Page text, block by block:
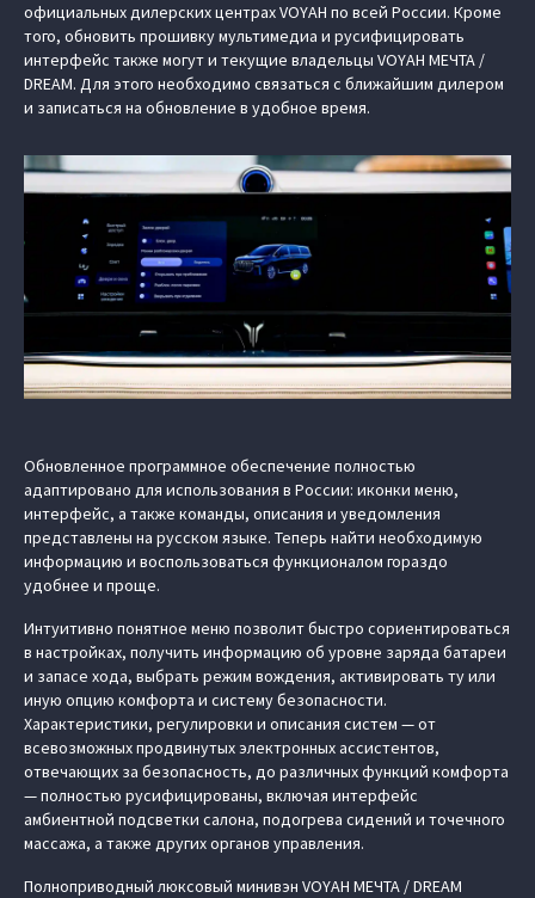
официальных дилерских центрах VOYAH по всей России. Кроме
того, обновить прошивку мультимедиа и русифицировать
интерфейс также могут и текущие владельцы VOYAH МЕЧТА /
DREAM. Для этого необходимо связаться с ближайшим дилером
и записаться на обновление в удобное время.
Обновленное программное обеспечение полностью
адаптировано для использования в России: иконки меню,
интерфейс, а также команды, описания и уведомления
представлены на русском языке. Теперь найти необходимую
информацию и воспользоваться функционалом гораздо
удобнее и проще.
Интуитивно понятное меню позволит быстро сориентироваться
в настройках, получить информацию об уровне заряда батареи
и запасе хода, выбрать режим вождения, активировать ту или
иную опцию комфорта и систему безопасности.
Характеристики, регулировки и описания систем — от
всевозможных продвинутых электронных ассистентов,
отвечающих за безопасность, до различных функций комфорта
— полностью русифицированы, включая интерфейс
амбиентной подсветки салона, подогрева сидений и точечного
массажа, а также других органов управления.
Полноприводный люксовый минивэн VOYAH МЕЧТА / DREAM